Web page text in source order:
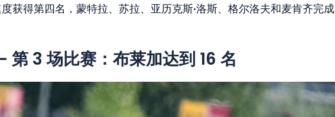
获得第四名，蒙特拉、苏拉、亚历克斯·洛斯、格尔洛夫和麦肯齐完成
第 3 场比赛：布莱加达到 16 名